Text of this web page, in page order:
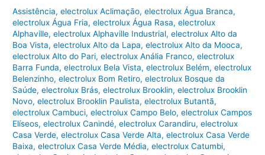
Assistência,electrolux Aclimação,electrolux Água Branca,
electrolux Água Fria,electrolux Água Rasa,electrolux
Alphaville,electrolux Alphaville Industrial,electrolux Alto da
Boa Vista,electrolux Alto da Lapa,electrolux Alto da Mooca,
electrolux Alto do Pari,electrolux Anália Franco,electrolux
Barra Funda,electrolux Bela Vista,electrolux Belém,electrolux
Belenzinho,electrolux Bom Retiro,electrolux Bosque da
Saúde,electrolux Brás,electrolux Brooklin,electrolux Brooklin
Novo,electrolux Brooklin Paulista,electrolux Butantã,
electrolux Cambuci,electrolux Campo Belo,electrolux Campos
Elíseos,electrolux Canindé,electrolux Carandiru,electrolux
Casa Verde,electrolux Casa Verde Alta,electrolux Casa Verde
Baixa,electrolux Casa Verde Média,electrolux Catumbi,